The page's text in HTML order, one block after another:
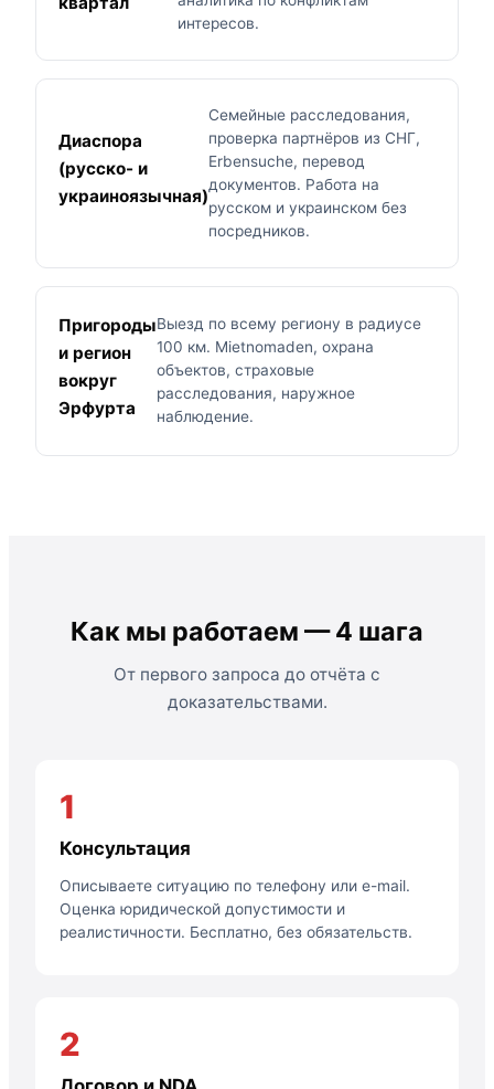
интересов.
Диаспора
(русско- и
украиноязычная)
Семейные расследования,
проверка партнёров из СНГ,
Erbensuche, перевод
документов. Работа на
русском и украинском без
посредников.
Пригороды
и регион
вокруг
Эрфурта
Выезд по всему региону в радиусе
100 км. Mietnomaden, охрана
объектов, страховые
расследования, наружное
наблюдение.
Как мы работаем — 4 шага
От первого запроса до отчёта с
доказательствами.
1
Консультация
Описываете ситуацию по телефону или e-mail.
Оценка юридической допустимости и
реалистичности. Бесплатно, без обязательств.
2